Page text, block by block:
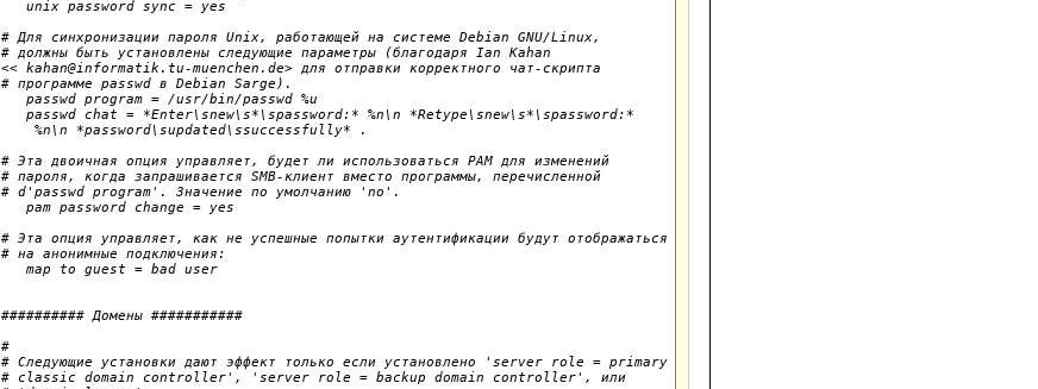
# Для синхронизации пароля Unix, работающей на системе Debian GNU/Linux,
# должны быть установлены следующие параметры (благодаря Ian Kahan
<< kahan@informatik.tu-muenchen.de> для отправки корректного чат-скрипта
# программе passwd в Debian Sarge).
   passwd program = /usr/bin/passwd %u
   passwd chat = *Enter\snew\s*\spassword:* %n\n *Retype\snew\s*\spassword:*
# Эта двоичная опция управляет, будет ли использоваться PAM для изменений
# пароля, когда запрашивается SMB-клиент вместо программы, перечисленной
# d'passwd program'. Значение по умолчанию 'no'.
# Эта опция управляет, как не успешные попытки аутентификации будут отображаться
# на анонимные подключения:
#
# Следующие установки дают эффект только если установлено 'server role = primary
# classic domain controller', 'server role = backup domain controller', или